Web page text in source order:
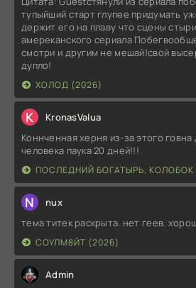
тупыйший старт глупее придумать
держит его на плаву что сцены
амереканского сериала
смотри и другим не мешай!свой
дупло!
ХОЛОД (2026)
K KronasValua
Коннченная херня из-за этого
человека паука 20 дней!!!
ПОСЛЕДНИЙ БОГАТЫРЬ. КОЛОБОК
N nux
тема титек раскрыта. нет геев.
СОУЛМ8ЙТ (2026)
Admin